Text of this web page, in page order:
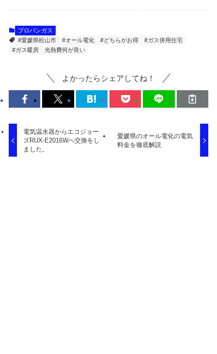
プロパンガス
#愛媛県松山市
#オール電化 #どちらがお得
#ガス併用住宅
#ガス暖房
光熱費何が良い
よかったらシェアしてね！
電気温水器からエコジョー
ズRUX-E2016Wへ交換をし
ました。
愛媛県のオール電化の電気
料金を徹底解説